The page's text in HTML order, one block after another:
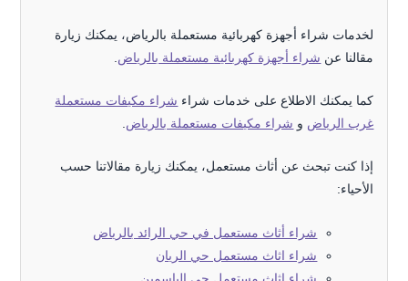
لخدمات شراء أجهزة كهربائية مستعملة بالرياض، يمكنك زيارة
مقالنا عن شراء أجهزة كهربائية مستعملة بالرياض
كما يمكنك الاطلاع على خدمات شراء شراء مكيفات مستعملة
غرب الرياض و شراء مكيفات مستعملة بالرياض
إذا كنت تبحث عن أثاث مستعمل، يمكنك زيارة مقالاتنا حسب
الأحياء:
شراء أثاث مستعمل في حي الرائد بالرياض
شراء اثاث مستعمل حي الريان
شراء اثاث مستعمل حي الياسمين